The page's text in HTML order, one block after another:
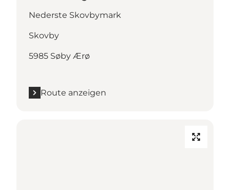
Nederste Skovbymark
Skovby
5985 Søby Ærø
Route anzeigen